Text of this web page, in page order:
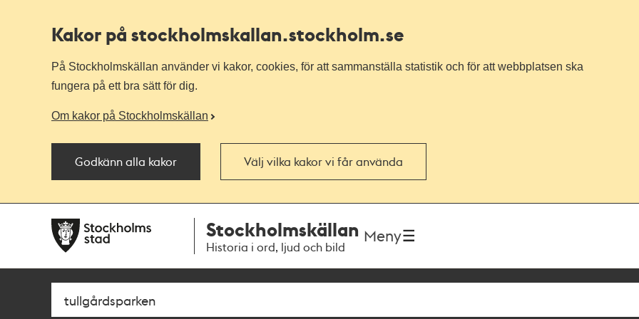
Kakor på stockholmskallan.stockholm.se
På Stockholmskällan använder vi kakor, cookies, för att sammanställa statistik och för att webbplatsen ska
fungera på ett bra sätt för dig.
Om kakor på Stockholmskällan
Godkänn alla kakor Välj vilka kakor vi får använda
navigationen
huvudinnehållet
Stockholmskällan
Historia i ord, ljud och bild
Meny
SökFritextsök